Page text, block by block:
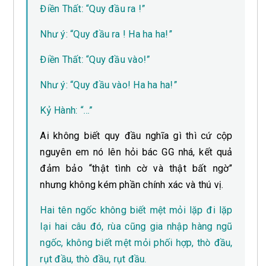
Điền Thất: “Quy đầu ra !”
Như ý: “Quy đầu ra ! Ha ha ha!”
Điền Thất: “Quy đầu vào!”
Như ý: “Quy đầu vào! Ha ha ha!”
Kỷ Hành: “…”
Ai không biết quy đầu nghĩa gì thì cứ cộp
nguyên em nó lên hỏi bác GG nhá, kết quả
đảm bảo “thật tình cờ và thật bất ngờ”
nhưng không kém phần chính xác và thú vị.
Hai tên ngốc không biết mệt mỏi lặp đi lặp
lại hai câu đó, rùa cũng gia nhập hàng ngũ
ngốc, không biết mệt mỏi phối hợp, thò đầu,
rụt đầu, thò đầu, rụt đầu.